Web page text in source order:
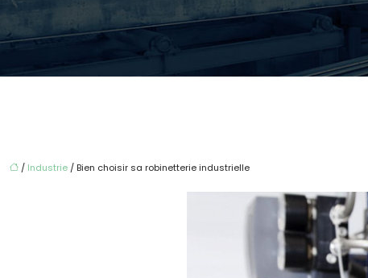
/ Industrie / Bien choisir sa robinetterie industrielle